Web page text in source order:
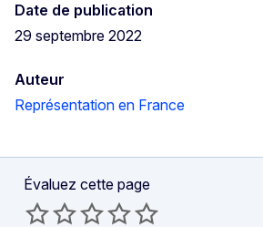
Date de publication
29 septembre 2022
Auteur
Représentation en France
Évaluez cette page